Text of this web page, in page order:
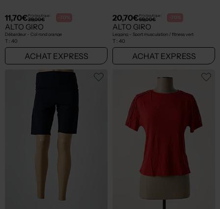
11,70€39,00€ -70%
ALTO GIRO
Débardeur - Coupe cintrée orange
36, 38, 40, ... 42
ACHAT EXPRESS
11,70€39,00€ -70%
ALTO GIRO
ACHAT EXPRESS